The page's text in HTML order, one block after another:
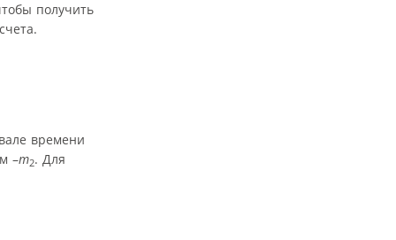
получить
времени
–m2. Для